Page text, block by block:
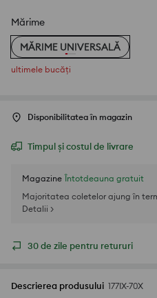
Mărime
MĂRIME UNIVERSALĂ
ultimele bucăți
Disponibilitatea în magazin
Timpul și costul de livrare
Magazine Întotdeauna gratuit
Majoritatea coletelor ajung în
Detalii >
30 de zile pentru retururi
Descrierea produsului 177IX-70X